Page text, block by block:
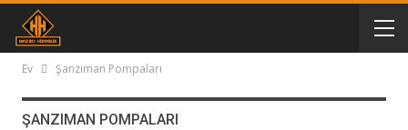
Ev Şanzıman Pompaları
ŞANZIMAN POMPALARI